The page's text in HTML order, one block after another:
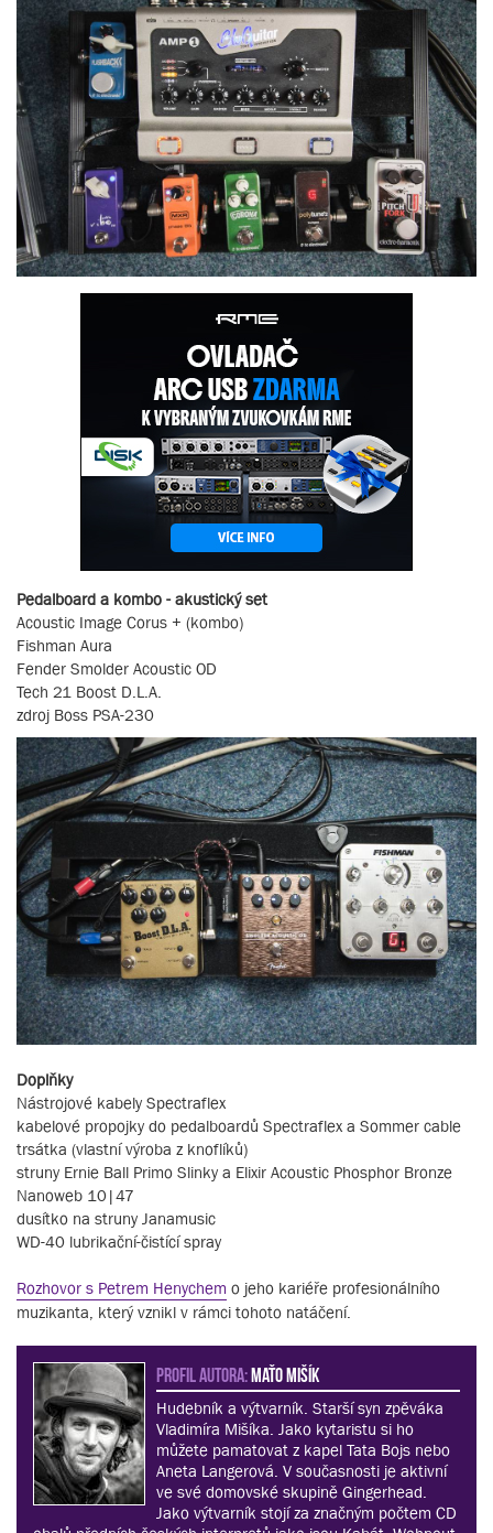
Pedalboard a kombo - akustický set
Acoustic Image Corus + (kombo)
Fishman Aura
Fender Smolder Acoustic OD
Tech 21 Boost D.L.A.
zdroj Boss PSA-230
Doplňky
Nástrojové kabely Spectraflex
kabelové propojky do pedalboardů Spectraflex a Sommer cable
trsátka (vlastní výroba z knoflíků)
struny Ernie Ball Primo Slinky a Elixir Acoustic Phosphor Bronze
Nanoweb 10|47
dusítko na struny Janamusic
WD-40 lubrikační-čistící spray
Rozhovor s Petrem Henychem o jeho kariéře profesionálního
muzikanta, který vznikl v rámci tohoto natáčení.
PROFIL AUTORA:Maťo Mišík
Hudebník a výtvarník. Starší syn zpěváka
Vladimíra Mišíka. Jako kytaristu si ho
můžete pamatovat z kapel Tata Bojs nebo
Aneta Langerová. V současnosti je aktivní
ve své domovské skupině Gingerhead.
Jako výtvarník stojí za značným počtem CD